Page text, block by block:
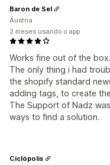
Works fine out of the box.
The only thing i had
the shopify standard
adding tags, to create
The Support of Nadz
ways to find a solution.
Baron de Sel
Áustria
2 meses usando o app
Ciclópolis